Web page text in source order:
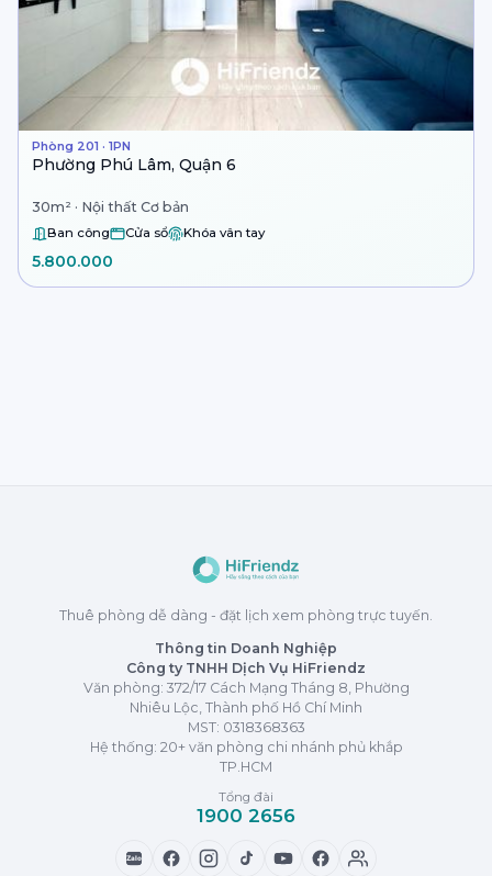
Phòng 201 · 1PN
Phường Phú Lâm, Quận 6
30m² · Nội thất Cơ bản
Ban công Cửa sổ Khóa vân tay
5.800.000
Thuê phòng dễ dàng - đặt lịch xem phòng trực tuyến.
Thông tin Doanh Nghiệp
Công ty TNHH Dịch Vụ HiFriendz
Văn phòng: 372/17 Cách Mạng Tháng 8, Phường
Nhiêu Lộc, Thành phố Hồ Chí Minh
MST: 0318368363
Hệ thống: 20+ văn phòng chi nhánh phủ khắp
TP.HCM
Tổng đài
1900 2656
Zalo